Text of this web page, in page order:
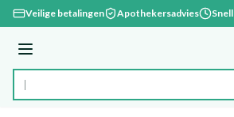
Ga naar de inhoud
Veilige betalingen Apothekersadvies
Menu
Product, merk, categorie...